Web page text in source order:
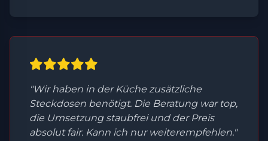
"Wir haben in der Küche zusätzliche
Steckdosen benötigt. Die Beratung war top,
die Umsetzung staubfrei und der Preis
absolut fair. Kann ich nur weiterempfehlen."